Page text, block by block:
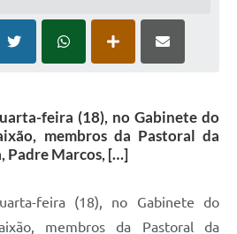
feira (18), no Gabinete do
membros da Pastoral da
Padre Marcos, […]
feira (18), no Gabinete do
membros da Pastoral da